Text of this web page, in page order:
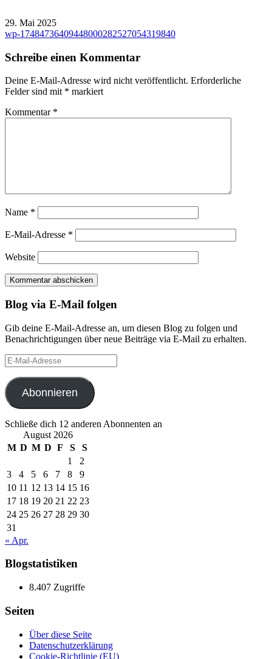
29. Mai 2025
Beitragsnavigation
wp-17484736409448000282527054319840
Schreibe einen Kommentar
Deine E-Mail-Adresse wird nicht veröffentlicht. Erforderliche
Felder sind mit * markiert
Kommentar *
Name *
E-Mail-Adresse *
Website
Blog via E-Mail folgen
Gib deine E-Mail-Adresse an, um diesen Blog zu folgen und
Benachrichtigungen über neue Beiträge via E-Mail zu erhalten.
E-
Mail-
Adresse
Abonnieren
Schließe dich 12 anderen Abonnenten an
August 2026
M D M D F S
S
1
2
3
4 5 6 7 8
9
10 11 12 13 14 15 16
17 18 19 20 21 22 23
24 25 26 27 28 29 30
31
« Apr.
Blogstatistiken
8.407 Zugriffe
Seiten
Über diese Seite
Datenschutzerklärung
Cookie-Richtlinie (EU)